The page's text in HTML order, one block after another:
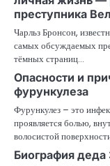
преступника
Чарльз Бронсон,
самых обсуждаемых
тёмных страниц…
Опасности и
фурункулеза
Фурункулез – это
проявляется болью,
волосистой
Биография